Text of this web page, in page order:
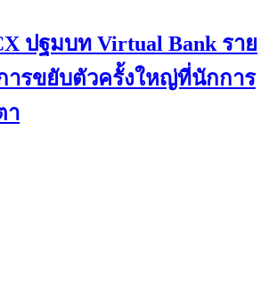
ปฐมบท Virtual Bank ราย
ารขยับตัวครั้งใหญ่ที่นักการ
า